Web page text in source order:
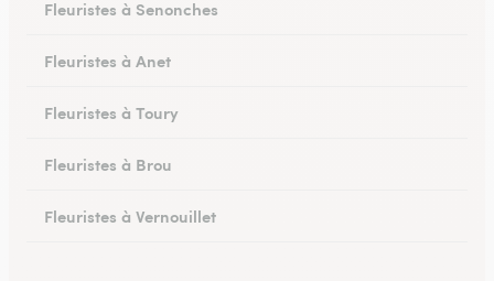
Fleuristes à Senonches
Fleuristes à Anet
Fleuristes à Toury
Fleuristes à Brou
Fleuristes à Vernouillet